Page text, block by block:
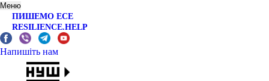
Меню
ПИШЕМО ЕСЕ
RESILIENCE.HELP
Напишіть нам